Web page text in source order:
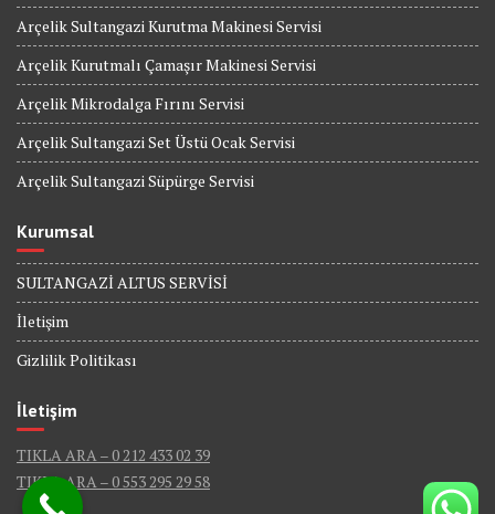
Arçelik Sultangazi Kurutma Makinesi Servisi
Arçelik Kurutmalı Çamaşır Makinesi Servisi
Arçelik Mikrodalga Fırını Servisi
Arçelik Sultangazi Set Üstü Ocak Servisi
Arçelik Sultangazi Süpürge Servisi
Kurumsal
SULTANGAZİ ALTUS SERVİSİ
İletişim
Gizlilik Politikası
İletişim
TIKLA ARA – 0 212 433 02 39
TIKLA ARA – 0 553 295 29 58